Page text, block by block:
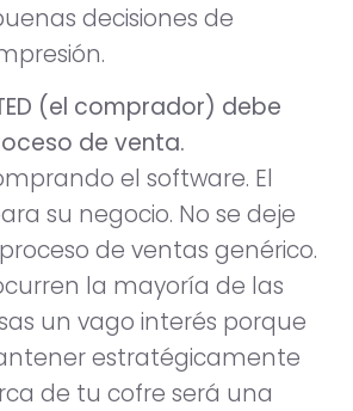
decisiones de
(el comprador) debe
de venta.
el software. El
su negocio. No se deje
de ventas genérico.
la mayoría de las
un vago interés porque
estratégicamente
de tu cofre será una